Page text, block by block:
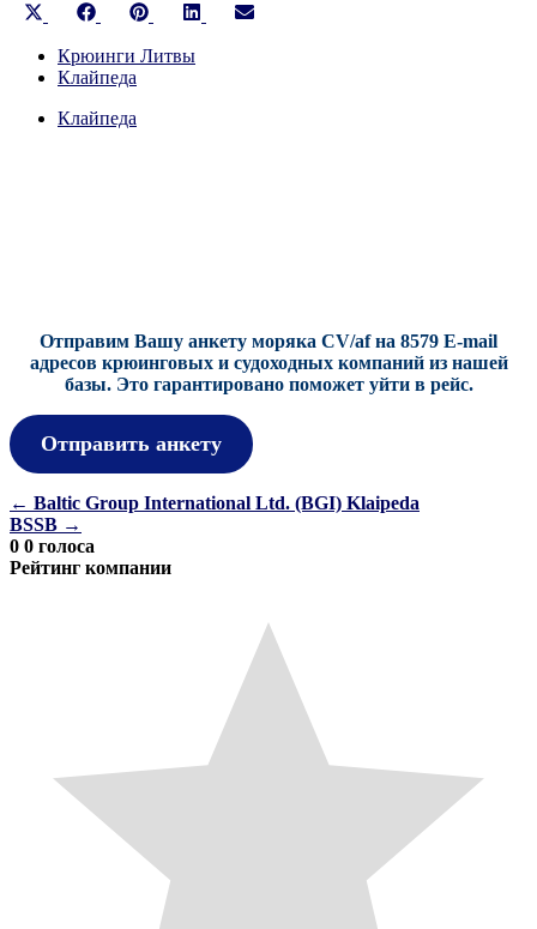
Share
Share
FacebookShare
Pinterest Share
LinkedInShare
Крюинги Литвы
Клайпеда
Клайпеда
Отправим Вашу анкету моряка CV/af на 8579 E-mail
адресов крюинговых и судоходных компаний из нашей
базы. Это гарантировано поможет уйти в рейс.
Отправить анкету
Навигация
по
записям
← Baltic Group International Ltd. (BGI) Klaipeda
BSSB →
0 0 голоса
Рейтинг компании